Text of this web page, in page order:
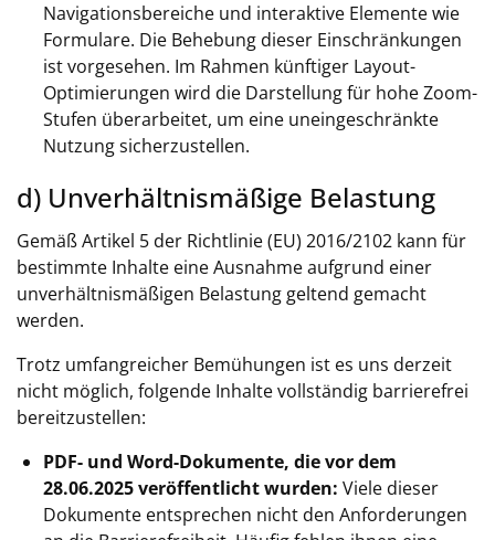
Navigationsbereiche und interaktive Elemente wie
Formulare. Die Behebung dieser Einschränkungen
ist vorgesehen. Im Rahmen künftiger Layout-
Optimierungen wird die Darstellung für hohe Zoom-
Stufen überarbeitet, um eine uneingeschränkte
Nutzung sicherzustellen.
d) Unverhältnismäßige Belastung
Gemäß Artikel 5 der Richtlinie (EU) 2016/2102 kann für
bestimmte Inhalte eine Ausnahme aufgrund einer
unverhältnismäßigen Belastung geltend gemacht
werden.
Trotz umfangreicher Bemühungen ist es uns derzeit
nicht möglich, folgende Inhalte vollständig barrierefrei
bereitzustellen:
PDF- und Word-Dokumente, die vor dem
28.06.2025 veröffentlicht wurden: Viele dieser
Dokumente entsprechen nicht den Anforderungen